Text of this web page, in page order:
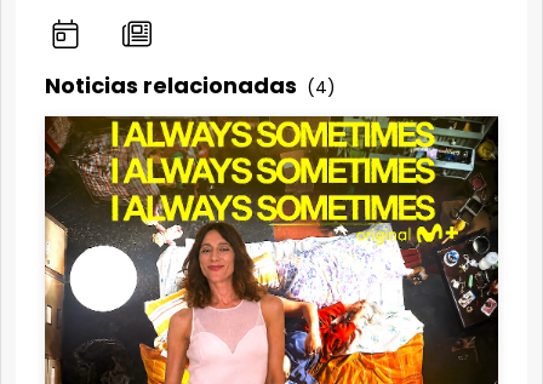
Noticias relacionadas (4)